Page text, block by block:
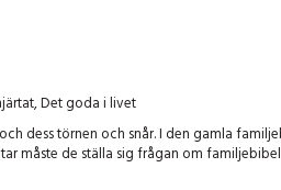
Det goda i livet
dess törnen och snår. I den gamla
måste de ställa sig frågan om